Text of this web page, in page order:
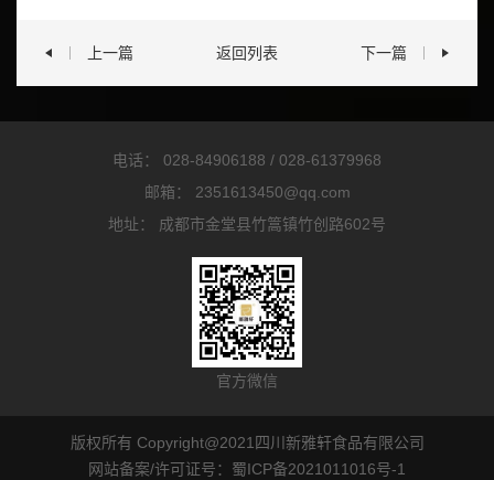
上一篇 返回列表 下一篇
电话： 028-84906188 / 028-61379968
邮箱：
2351613450@qq.com
地址：
成都市金堂县竹篙镇竹创路602号
官方微信
版权所有 Copyright@2021四川新雅轩食品有限公司
网站备案/许可证号： 蜀ICP备2021011016号-1